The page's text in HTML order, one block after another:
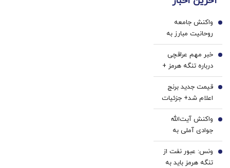
خرید40%تخفیف
بدون
و چک
پزشکی
سفید
کننده
خانگی
واکنش جامعه
روحانیت مبارز به
اظهارات باقر خرازی:
اظهارات باقر خرازی
نه صدای روحانیت
است، نه پیام
انقلاب
1
خبر مهم عراقچی
درباره تنگه هرمز +
فیلم
2
قیمت جدید برنج
اعلام شد+ جزئیات
3
واکنش آیت‌الله
جوادی آملی به
شایعه استعفای
پزشکیان
4
ونس: عبور نفت از
تنگه هرمز باید به
5